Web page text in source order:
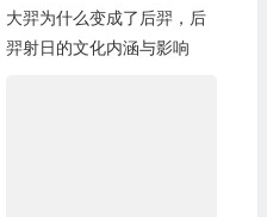
大羿为什么变成了后羿，后
羿射日的文化内涵与影响